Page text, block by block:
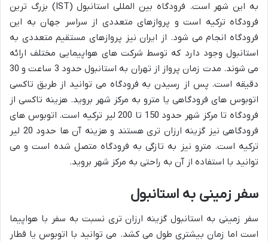
به این شهر است. فرودگاه بین المللی استانبول (IST) بزرگ ترین
فرودگاه ترکیه است و پروازهای متعددی از سراسر جهان به این
فرودگاه انجام می شود. از ایران نیز پروازهای مستقیم متعددی به
استانبول وجود دارد که توسط شرکت های هواپیمایی مختلف ارائه
می شوند. مدت زمان پرواز از تهران به استانبول حدود 3 ساعت و 30
دقیقه است. پس از رسیدن به فرودگاه می توانید از طریق تاکسی
اتوبوس های فرودگاهی یا مترو به مرکز شهر بروید. هزینه تاکسی از
فرودگاه تا مرکز شهر حدود 150 تا 200 لیر ترکیه است. اتوبوس های
فرودگاهی نیز گزینه ارزان تری هستند و هزینه آن ها حدود 20 لیر
ترکیه است. مترو نیز به تازگی به فرودگاه متصل شده است و می
توانید با استفاده از آن به راحتی به مرکز شهر بروید.
سفر زمینی به استانبول
سفر زمینی به استانبول گزینه ارزان تری نسبت به سفر با هواپیما
است اما زمان بیشتری طول می کشد. می توانید با اتوبوس یا قطار